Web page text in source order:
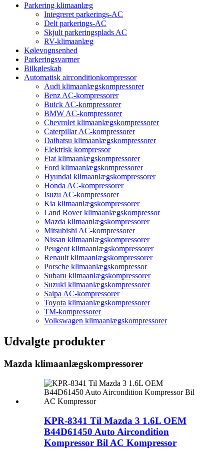
Parkering klimaanlæg
Integreret parkerings-AC
Delt parkerings-AC
Skjult parkeringsplads AC
RV-klimaanlæg
Kølevognsenhed
Parkeringsvarmer
Bilkøleskab
Automatisk airconditionkompressor
Audi klimaanlægskompressorer
Benz AC-kompressorer
Buick AC-kompressorer
BMW AC-kompressorer
Chevrolet klimaanlægskompressorer
Caterpillar AC-kompressorer
Daihatsu klimaanlægskompressorer
Elektrisk kompressor
Fiat klimaanlægskompressorer
Ford klimaanlægskompressorer
Hyundai klimaanlægskompressorer
Honda AC-kompressorer
Isuzu AC-kompressorer
Kia klimaanlægskompressorer
Land Rover klimaanlægskompressor
Mazda klimaanlægskompressorer
Mitsubishi AC-kompressorer
Nissan klimaanlægskompressorer
Peugeot klimaanlægskompressorer
Renault klimaanlægskompressorer
Porsche klimaanlægskompressor
Subaru klimaanlægskompressorer
Suzuki klimaanlægskompressorer
Saipa AC-kompressorer
Toyota klimaanlægskompressorer
TM-kompressorer
Volkswagen klimaanlægskompressorer
Udvalgte produkter
Mazda klimaanlægskompressorer
KPR-8341 Til Mazda 3 1.6L OEM
B44D61450 Auto Aircondition
Kompressor Bil AC Kompressor